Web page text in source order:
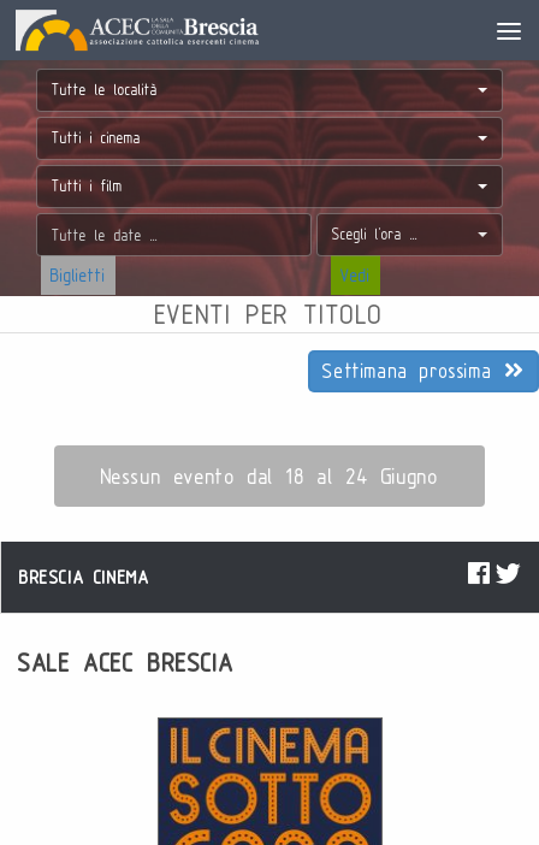
Tutte le località
Tutti i cinema
Tutti i film
Scegli l'ora ...
Biglietti Vedi
EVENTI PER TITOLO
Settimana prossima
Nessun evento dal 18 al 24 Giugno
BRESCIA CINEMA
SALE ACEC BRESCIA